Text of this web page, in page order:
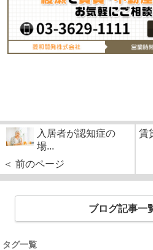
入居者が認知症の
場...
＜ 前のページ
賃
ブログ記事一
タグ一覧